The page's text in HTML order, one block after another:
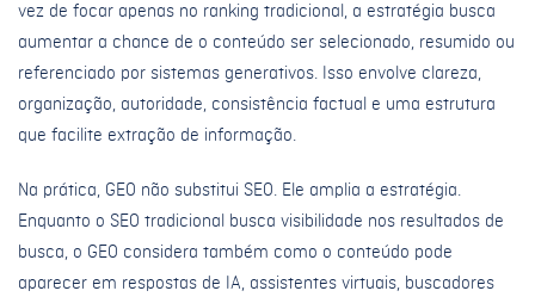
vez de focar apenas no ranking tradicional, a estratégia busca
aumentar a chance de o conteúdo ser selecionado, resumido ou
referenciado por sistemas generativos. Isso envolve clareza,
organização, autoridade, consistência factual e uma estrutura
que facilite extração de informação.
Na prática, GEO não substitui SEO. Ele amplia a estratégia.
Enquanto o SEO tradicional busca visibilidade nos resultados de
busca, o GEO considera também como o conteúdo pode
aparecer em respostas de IA, assistentes virtuais, buscadores